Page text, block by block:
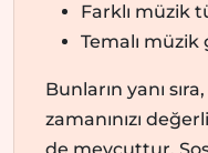
Farklı müzik
Temalı müzik
Bunların yanı sıra,
zamanınızı